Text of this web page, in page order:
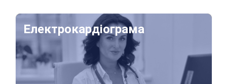
Електрокардіограма
Електрокардіограма